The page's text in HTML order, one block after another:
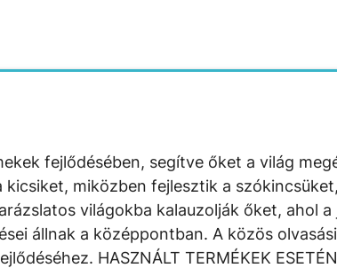
fejlődésében, segítve őket a világ
miközben fejlesztik a
világokba kalauzolják őket, ahol
állnak a középpontban. A közös
HASZNÁLT TERMÉKEK